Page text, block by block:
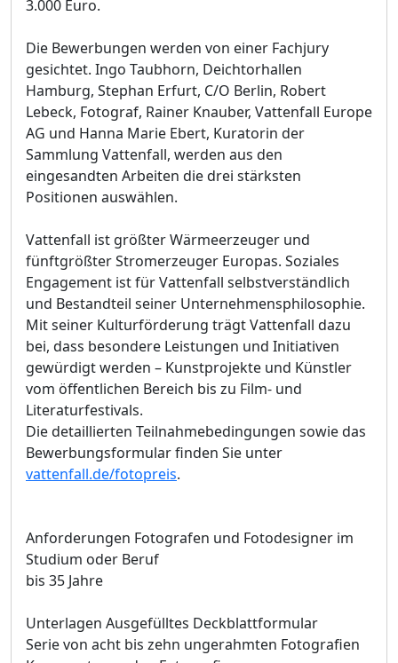
3.000 Euro.
Die Bewerbungen werden von einer Fachjury
gesichtet. Ingo Taubhorn, Deichtorhallen
Hamburg, Stephan Erfurt, C/O Berlin, Robert
Lebeck, Fotograf, Rainer Knauber, Vattenfall Europe
AG und Hanna Marie Ebert, Kuratorin der
Sammlung Vattenfall, werden aus den
eingesandten Arbeiten die drei stärksten
Positionen auswählen.
Vattenfall ist größter Wärmeerzeuger und
fünftgrößter Stromerzeuger Europas. Soziales
Engagement ist für Vattenfall selbstverständlich
und Bestandteil seiner Unternehmensphilosophie.
Mit seiner Kulturförderung trägt Vattenfall dazu
bei, dass besondere Leistungen und Initiativen
gewürdigt werden – Kunstprojekte und Künstler
vom öffentlichen Bereich bis zu Film- und
Literaturfestivals.
Die detaillierten Teilnahmebedingungen sowie das
Bewerbungsformular finden Sie unter
vattenfall.de/fotopreis.
Anforderungen Fotografen und Fotodesigner im
Studium oder Beruf
bis 35 Jahre
Unterlagen Ausgefülltes Deckblattformular
Serie von acht bis zehn ungerahmten Fotografien